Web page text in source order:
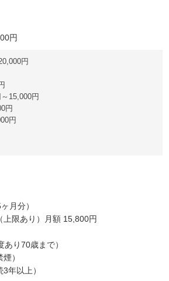
円
円
15,000円
円
円
月分）
上限あり）月額 15,800円
あり70歳まで）
）
年以上）